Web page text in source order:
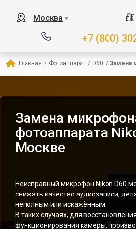
Москва ▼
+7 (800)
Главная / Фотоаппарат / D60 / Замена
Замена
фотоаппарата
Москве
Неисправный микрофон Nikon D60
снижать качество аудиозаписи,
неполным или искажённым.
В таких случаях, для
функционирования камеры,